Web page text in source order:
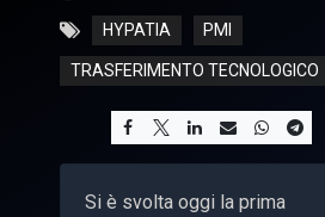
HYPATIA PMI
TRASFERIMENTO TECNOLOGICO
Si è svolta oggi la prima